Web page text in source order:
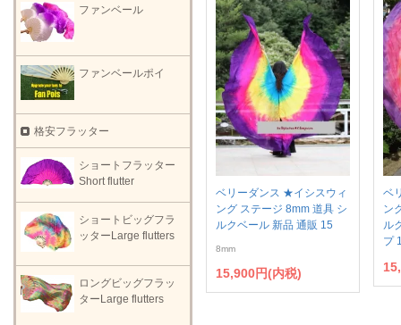
ベリーダンス ★イシスウィ
ング ステージ 8mm 道具 シ
ルクベール 新品 通販 15
8mm
15,900円(内税)
ベ
ン
ル
プ
ファンベール
ファンベールポイ
格安フラッター
ショートフラッター
Short flutter
ショートビッグフラ
ッターLarge flutters
ロングビッグフラッ
ターLarge flutters